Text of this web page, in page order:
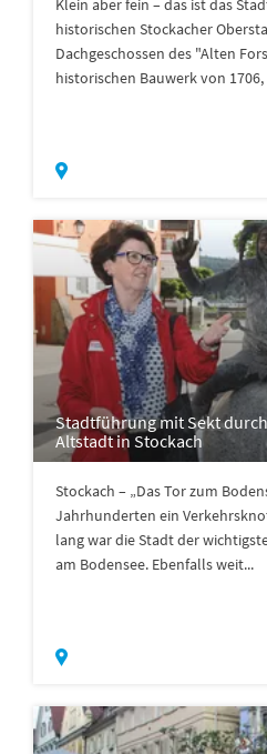
Klein aber fein – das ist das
historischen Stockacher
Dachgeschossen des "Alten
historischen Bauwerk von 1706,
Stadtführung mit Sekt
Altstadt in Stockach
Stockach – „Das Tor zum
Jahrhunderten ein
lang war die Stadt der
am Bodensee. Ebenfalls weit...